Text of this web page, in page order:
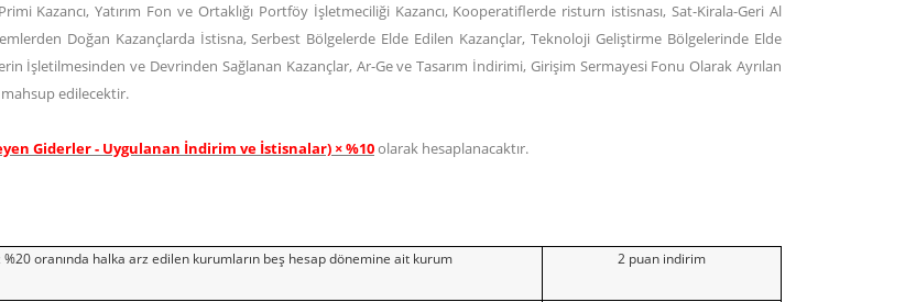
Kazancı, Yatırım Fon ve Ortaklığı Portföy İşletmeciliği Kazancı, Kooperatiflerde risturn istisnası, Sat-Kirala-Geri Al
Doğan Kazançlarda İstisna, Serbest Bölgelerde Elde Edilen Kazançlar, Teknoloji Geliştirme Bölgelerinde Elde
İşletilmesinden ve Devrinden Sağlanan Kazançlar, Ar-Ge ve Tasarım İndirimi, Girişim Sermayesi Fonu Olarak Ayrılan
edilecektir.
Giderler - Uygulanan İndirim ve İstisnalar) × %10olarak hesaplanacaktır.
oranında halka arz edilen kurumların beş hesap dönemine ait kurum
2 puan indirim